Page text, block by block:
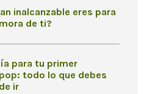
inalcanzable eres para
de ti?
para tu primer
todo lo que debes
ir